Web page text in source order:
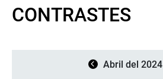
CONTRASTES
Abril del 2024